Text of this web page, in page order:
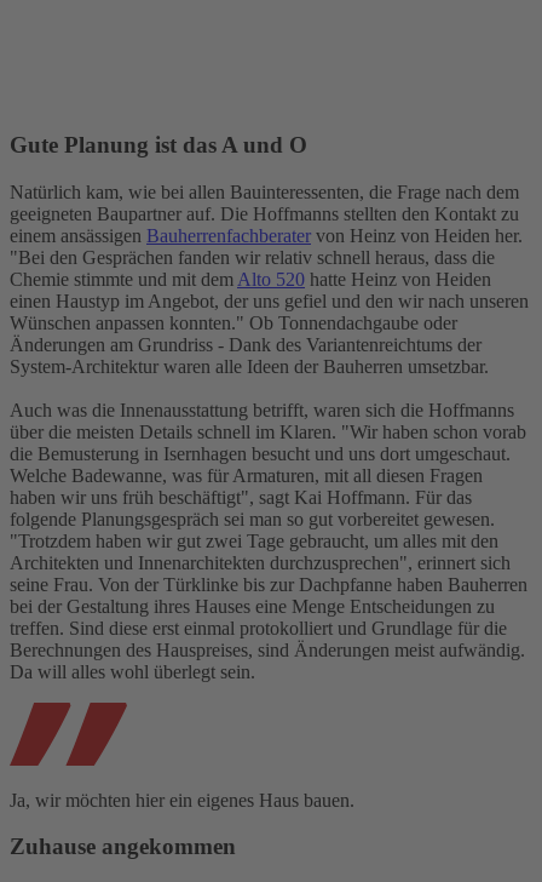
Gute Planung ist das A und O
Natürlich kam, wie bei allen Bauinteressenten, die Frage nach dem
geeigneten Baupartner auf. Die Hoffmanns stellten den Kontakt zu
einem ansässigen Bauherrenfachberater von Heinz von Heiden her.
"Bei den Gesprächen fanden wir relativ schnell heraus, dass die
Chemie stimmte und mit dem Alto 520 hatte Heinz von Heiden
einen Haustyp im Angebot, der uns gefiel und den wir nach unseren
Wünschen anpassen konnten." Ob Tonnendachgaube oder
Änderungen am Grundriss - Dank des Variantenreichtums der
System-Architektur waren alle Ideen der Bauherren umsetzbar.
Auch was die Innenausstattung betrifft, waren sich die Hoffmanns
über die meisten Details schnell im Klaren. "Wir haben schon vorab
die Bemusterung in Isernhagen besucht und uns dort umgeschaut.
Welche Badewanne, was für Armaturen, mit all diesen Fragen
haben wir uns früh beschäftigt", sagt Kai Hoffmann. Für das
folgende Planungsgespräch sei man so gut vorbereitet gewesen.
"Trotzdem haben wir gut zwei Tage gebraucht, um alles mit den
Architekten und Innenarchitekten durchzusprechen", erinnert sich
seine Frau. Von der Türklinke bis zur Dachpfanne haben Bauherren
bei der Gestaltung ihres Hauses eine Menge Entscheidungen zu
treffen. Sind diese erst einmal protokolliert und Grundlage für die
Berechnungen des Hauspreises, sind Änderungen meist aufwändig.
Da will alles wohl überlegt sein.
Ja, wir möchten hier ein eigenes Haus bauen.
Zuhause angekommen